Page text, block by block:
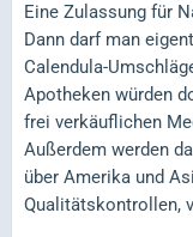
Eine Zulassung für
Dann darf man
Calendula-
Apotheken würden
frei verkäuflichen
Außerdem werden
über Amerika und
Qualitätskontrollen,